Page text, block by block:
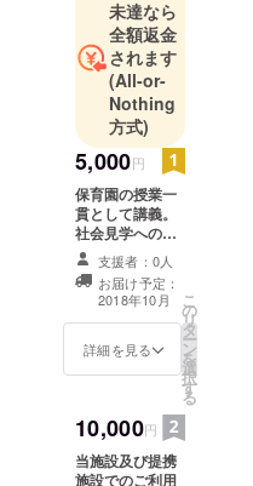
未達なら
全額返金
されます
(All-or-
Nothing
方式)
5,000円
保育園の授業一
貫として講義。
社会見学への同
行。運営施設へ
の優待利用権
（５０００円相
当分）還元率は
運営状況により
上がることがあ
うお願いいたし
ます。
支援者：0人
お届け予定：
2018年10月
詳細を見る
こ
の
リ
タ
ー
ン
を
選
択
す
る
10,000円
当施設及び提携
施設でのご利用